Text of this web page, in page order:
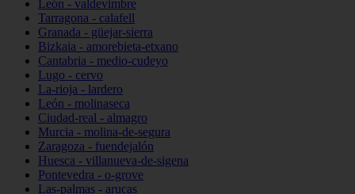
León - valdevimbre
Tarragona - calafell
Granada - güejar-sierra
Bizkaia - amorebieta-etxano
Cantabria - medio-cudeyo
Lugo - cervo
La-rioja - lardero
León - molinaseca
Ciudad-real - almagro
Murcia - molina-de-segura
Zaragoza - fuendejalón
Huesca - villanueva-de-sigena
Pontevedra - o-grove
Las-palmas - arucas